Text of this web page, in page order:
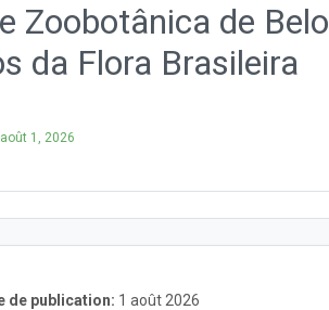
Zoobotânica de Belo
da Flora Brasileira
août 1, 2026
de publication: 1 août 2026